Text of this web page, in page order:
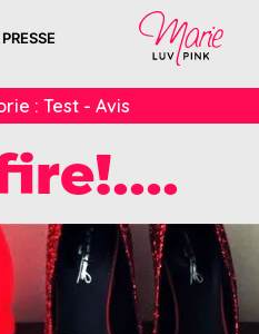
: Test - Avis
fire!….